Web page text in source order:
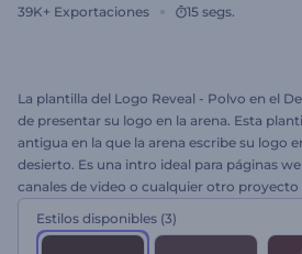
39K+ Exportaciones 15 segs.
La plantilla del Logo Reveal - Polvo en el
de presentar su logo en la arena. Esta
antigua en la que la arena escribe su logo
desierto. Es una intro ideal para páginas
canales de video o cualquier otro
Estilos disponibles (3)